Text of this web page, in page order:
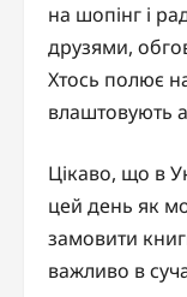
на шопінг і
друзями,
Хтось полює
влаштовують
Цікаво, що в
цей день як
замовити
важливо в